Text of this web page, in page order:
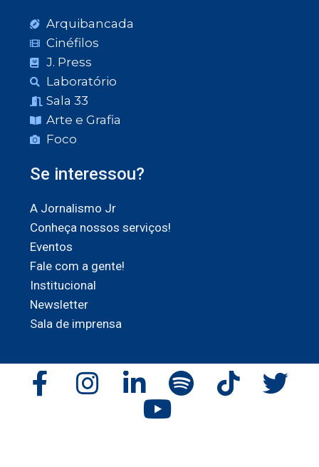
Arquibancada
Cinéfilos
J. Press
Laboratório
Sala 33
Arte e Grafia
Foco
Se interessou?
A Jornalismo Jr
Conheça nossos serviços!
Eventos
Fale com a gente!
Institucional
Newsletter
Sala de imprensa